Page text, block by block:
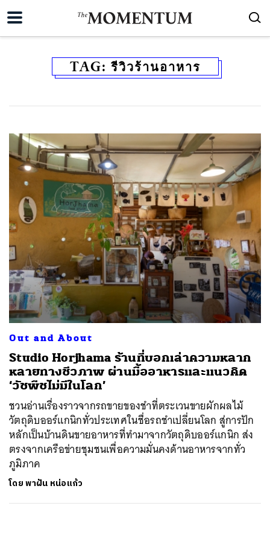
TAG: รีวิวร้านอาหาร
Out and About
Studio Horjhama ร้านที่บอกเล่าความหลาก
หลายทางชีวภาพ ผ่านมื้ออาหารและแนวคิด
‘วัชพืชไม่มีในโลก’
ชวนอ่านเรื่องราวจากรถขายของชำที่ตระเวนขายผักผลไม้
วัตถุดิบออร์แกนิกทั่วประเทศในชื่อรถชำเปลี่ยนโลก สู่การปัก
หลักเป็นบ้านดินขายอาหารที่ทำมาจากวัตถุดิบออร์แกนิก ส่ง
ตรงจากเครือข่ายชุมชนเพื่อความมั่นคงด้านอาหารจากทั่ว
ภูมิภาค
โดยพาฝัน หน่อแก้ว
ค้นหา
SHARE